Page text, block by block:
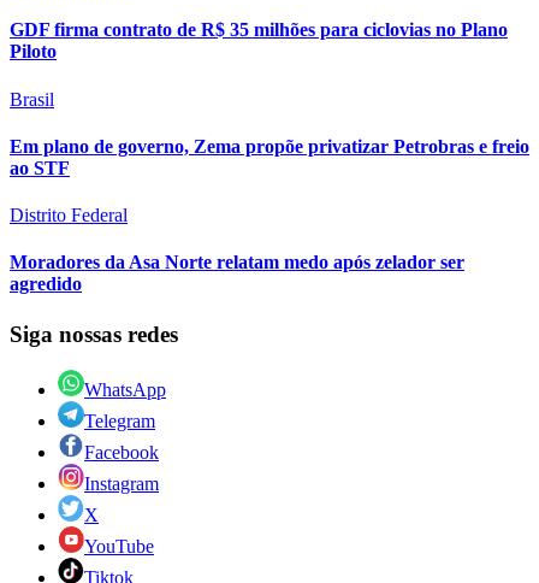
GDF firma contrato de R$ 35 milhões para ciclovias no Plano
Piloto
Brasil
Em plano de governo, Zema propõe privatizar Petrobras e freio
ao STF
Distrito Federal
Moradores da Asa Norte relatam medo após zelador ser
agredido
Siga nossas redes
WhatsApp
Telegram
Facebook
Instagram
X
YouTube
Tiktok